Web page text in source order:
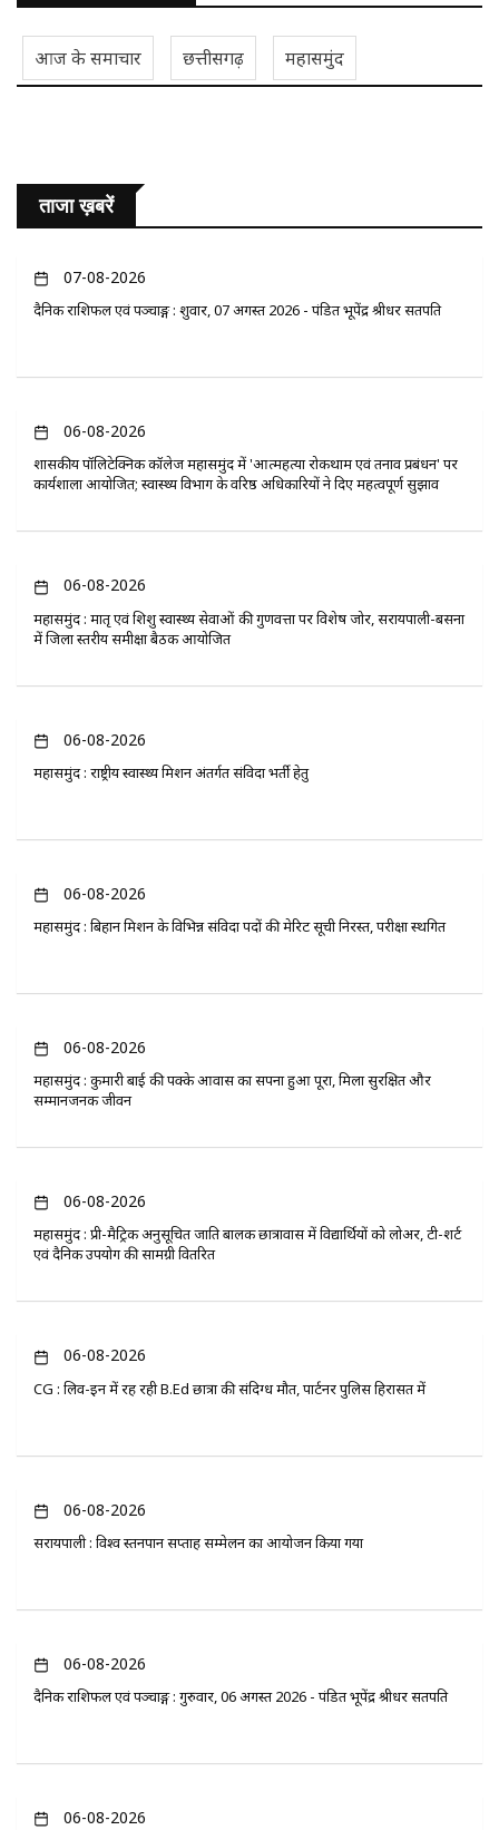
आज के समाचार छत्तीसगढ़ महासमुंद
ताजा ख़बरें
07-08-2026
दैनिक राशिफल एवं पञ्चाङ्ग : शुक्रवार, 07 अगस्त 2026 - पंडित भूपेंद्र श्रीधर सतपति
06-08-2026
​शासकीय पॉलिटेक्निक कॉलेज महासमुंद में 'आत्महत्या रोकथाम एवं तनाव प्रबंधन' पर
कार्यशाला आयोजित; स्वास्थ्य विभाग के वरिष्ठ अधिकारियों ने दिए महत्वपूर्ण सुझाव
06-08-2026
महासमुंद : मातृ एवं शिशु स्वास्थ्य सेवाओं की गुणवत्ता पर विशेष जोर, सरायपाली-बसना
में जिला स्तरीय समीक्षा बैठक आयोजित
06-08-2026
महासमुंद : राष्ट्रीय स्वास्थ्य मिशन अंतर्गत संविदा भर्ती हेतु
06-08-2026
महासमुंद : बिहान मिशन के विभिन्न संविदा पदों की मेरिट सूची निरस्त, परीक्षा स्थगित
06-08-2026
महासमुंद : कुमारी बाई की पक्के आवास का सपना हुआ पूरा, मिला सुरक्षित और
सम्मानजनक जीवन
06-08-2026
महासमुंद : प्री-मैट्रिक अनुसूचित जाति बालक छात्रावास में विद्यार्थियों को लोअर, टी-शर्ट
एवं दैनिक उपयोग की सामग्री वितरित
06-08-2026
CG : लिव-इन में रह रही B.Ed छात्रा की संदिग्ध मौत, पार्टनर पुलिस हिरासत में
06-08-2026
सरायपाली : विश्व स्तनपान सप्ताह सम्मेलन का आयोजन किया गया
06-08-2026
दैनिक राशिफल एवं पञ्चाङ्ग : गुरुवार, 06 अगस्त 2026 - पंडित भूपेंद्र श्रीधर सतपति
06-08-2026